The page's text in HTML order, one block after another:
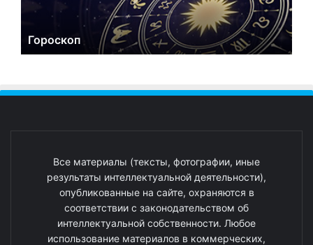
Гороскоп
Все материалы (тексты, фотографии, иные
результаты интеллектуальной деятельности),
опубликованные на сайте, охраняются в
соответствии с законодательством об
интеллектуальной собственности. Любое
использование материалов в коммерческих,